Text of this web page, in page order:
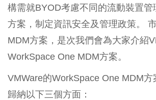
構需就BYOD考慮不同的流動裝置管
方案，制定資訊安全及管理政策。
MDM方案，是次我們會為大家介紹
WorkSpace One MDM方案。
VMWare的WorkSpace One MDM方
歸納以下三個方面：